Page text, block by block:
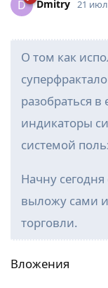
D Dmitry 21
О том как
разобраться в
индикаторы
системой
Начну
выложу сами
торговли.
Вложения